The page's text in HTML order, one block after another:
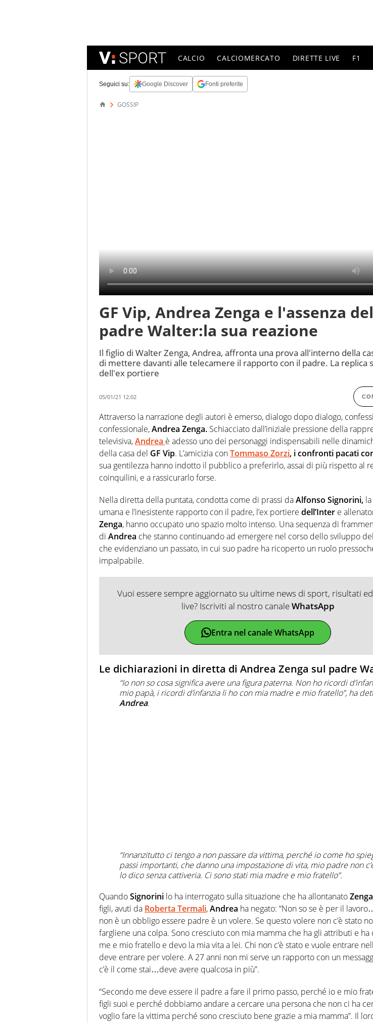
CALCIO CALCIOMERCATO DIRETTE LIVE F1
Seguici su: Google Discover Fonti preferite
GOSSIP
GF Vip, Andrea Zenga e l'assenza del
padre Walter:la sua reazione
Il figlio di Walter Zenga, Andrea, affronta una prova all'interno della
di mettere davanti alle telecamere il rapporto con il padre. La replica
dell'ex portiere
05/01/21 12:02
Attraverso la narrazione degli autori è emerso, dialogo dopo dialogo,
confessionale,Andrea Zenga. Schiacciato dall’iniziale pressione della
televisiva,Andrea è adesso uno dei personaggi indispensabili nelle
della casa del GF Vip. L’amicizia conTommaso Zorzi, i confronti pacati
sua gentilezza hanno indotto il pubblico a preferirlo, assai di più rispetto al
coinquilini, e a rassicurarlo forse.
Nella diretta della puntata, condotta come di prassi daAlfonso Signorini,
umana e l’inesistente rapporto con il padre, l’ex portiere dell’Inter e
Zenga, hanno occupato uno spazio molto intenso. Una sequenza di
di Andrea che stanno continuando ad emergere nel corso dello sviluppo
che evidenziano un passato, in cui suo padre ha ricoperto un ruolo
impalpabile.
Vuoi essere sempre aggiornato su ultime news di sport, risultati
live? Iscriviti al nostro canaleWhatsApp
Entra nel canale WhatsApp
Le dichiarazioni in diretta di Andrea Zenga sul padre
“Io non so cosa significa avere una figura paterna. Non ho ricordi
mio papà, i ricordi d’infanzia li ho con mia madre e mio fratello”, ha
Andrea.
“Innanzitutto ci tengo a non passare da vittima, perché io come ho
passi importanti, che danno una impostazione di vita, mio padre non
lo dico senza cattiveria. Ci sono stati mia madre e mio fratello”.
QuandoSignorini lo ha interrogato sulla situazione che ha allontanatoZenga
figli, avuti da Roberta Termali,Andrea ha negato: “Non so se è per il
non è un obbligo essere padre è un volere. Se questo volere non c’è stato
fargliene una colpa. Sono cresciuto con mia mamma che ha gli attributi e ha
me e mio fratello e devo la mia vita a lei. Chi non c’è stato e vuole entrare
deve entrare per volere. A 27 anni non mi serve un rapporto con un
c’è il come stai…deve avere qualcosa in più”.
“Secondo me deve essere il padre a fare il primo passo, perché io e mio
figli suoi e perché dobbiamo andare a cercare una persona che non ci ha
voglio fare la vittima perché sono cresciuto bene grazie a mia mamma”. Il